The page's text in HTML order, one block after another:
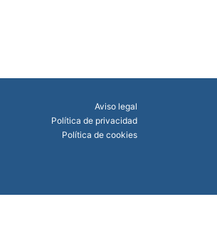
Aviso legal
Política de privacidad
Política de cookies